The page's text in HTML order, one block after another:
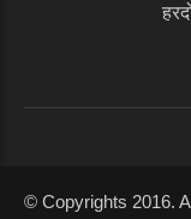
© Copyrights 2016.